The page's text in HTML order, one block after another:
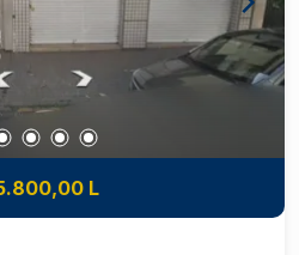
do mercado
Agende sua visita.
L